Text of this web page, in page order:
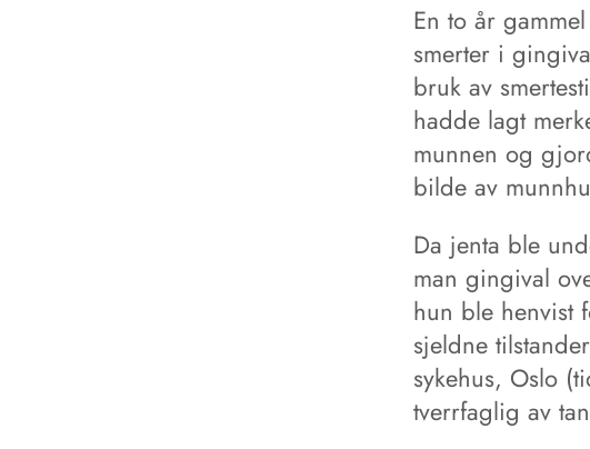
En to år
smerter i
bruk av
hadde lagt
munnen og
bilde av
Da jenta ble
man gingival
hun ble henvist
sjeldne
sykehus, Oslo
tverrfaglig av